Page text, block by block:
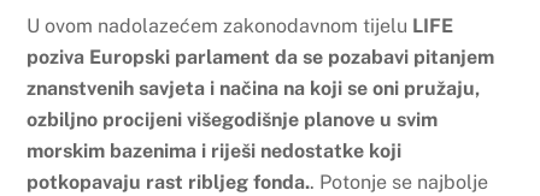
U ovom nadolazećem zakonodavnom tijelu LIFE
poziva Europski parlament da se pozabavi pitanjem
znanstvenih savjeta i načina na koji se oni pružaju,
ozbiljno procijeni višegodišnje planove u svim
morskim bazenima i riješi nedostatke koji
potkopavaju rast ribljeg fonda.. Potonje se najbolje